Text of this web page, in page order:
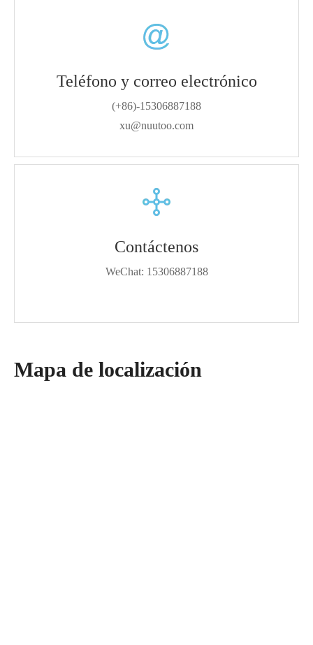
Teléfono y correo electrónico
(+86)-15306887188
xu@nuutoo.com
Contáctenos
WeChat: 15306887188
Mapa de localización